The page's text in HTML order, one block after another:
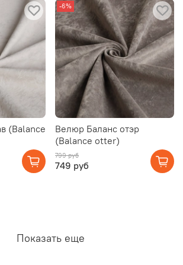
(Balance
-6%
Велюр Баланс отэр
(Balance otter)
799 руб
749 руб
Показать еще